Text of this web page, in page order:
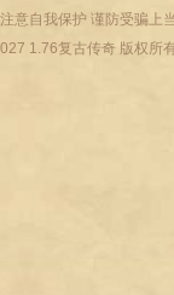
意自我保护 谨防受骗上
1.76复古传奇版权所